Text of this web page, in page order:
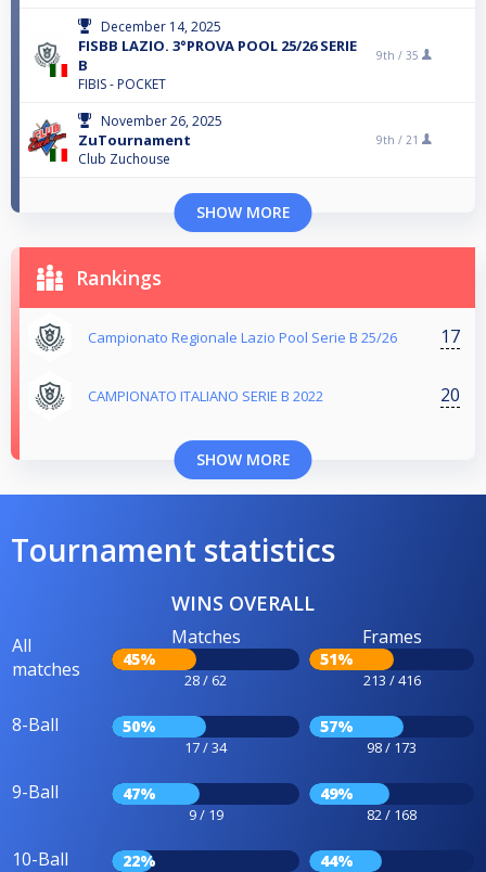
December 14, 2025
FISBB LAZIO. 3°PROVA POOL 25/26 SERIE
B
FIBIS - POCKET
9th / 35
November 26, 2025
ZuTournament
Club Zuchouse
9th / 21
SHOW MORE
Rankings
Campionato Regionale Lazio Pool Serie B 25/26 17
CAMPIONATO ITALIANO SERIE B 2022 20
SHOW MORE
Tournament statistics
WINS OVERALL
All
matches
Matches
45%
28 / 62
Frames
51%
213 / 416
8-Ball 50%
17 / 34
57%
98 / 173
9-Ball 47%
9 / 19
49%
82 / 168
10-Ball 22% 44%